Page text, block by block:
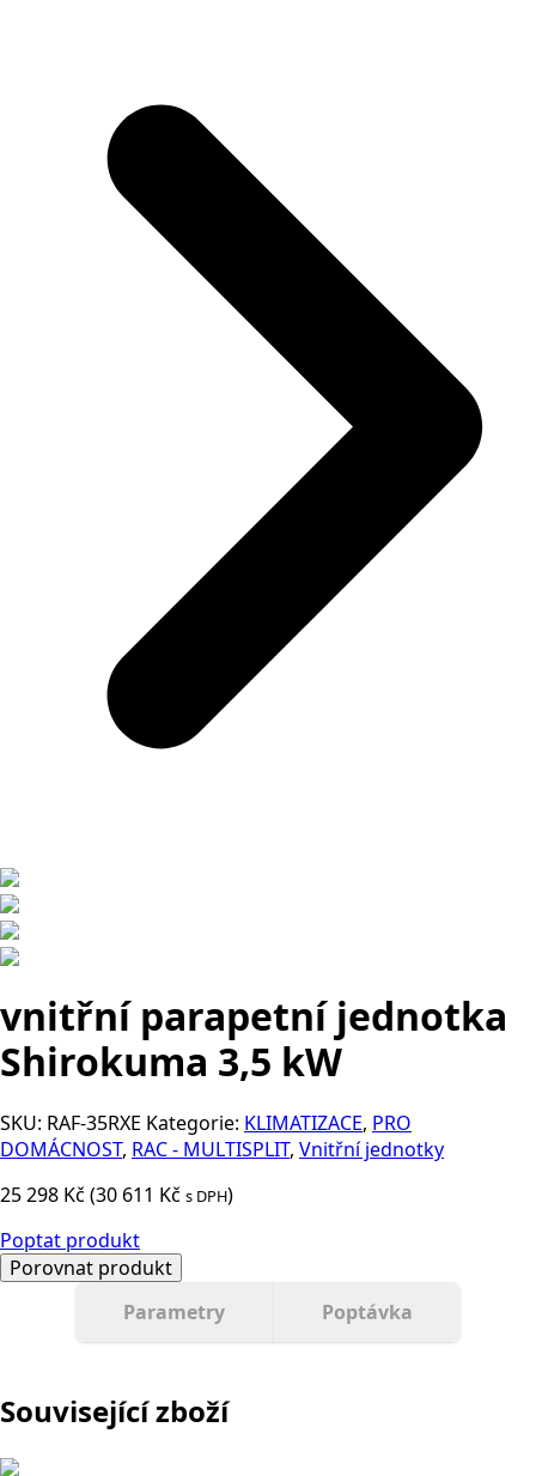
vnitřní parapetní jednotka
Shirokuma 3,5 kW
SKU: RAF-35RXE Kategorie: KLIMATIZACE, PRO
DOMÁCNOST, RAC - MULTISPLIT, Vnitřní jednotky
25 298 Kč (30 611 Kč s DPH)
Poptat produkt
Porovnat produkt
Parametry
Poptávka
Související zboží